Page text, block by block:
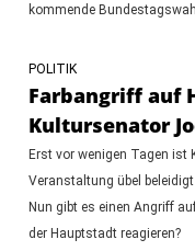
kommende
POLITIK
Farbangriff auf
Kultursenator
Erst vor wenigen Tagen ist
Veranstaltung übel
Nun gibt es einen Angriff
der Hauptstadt reagieren?